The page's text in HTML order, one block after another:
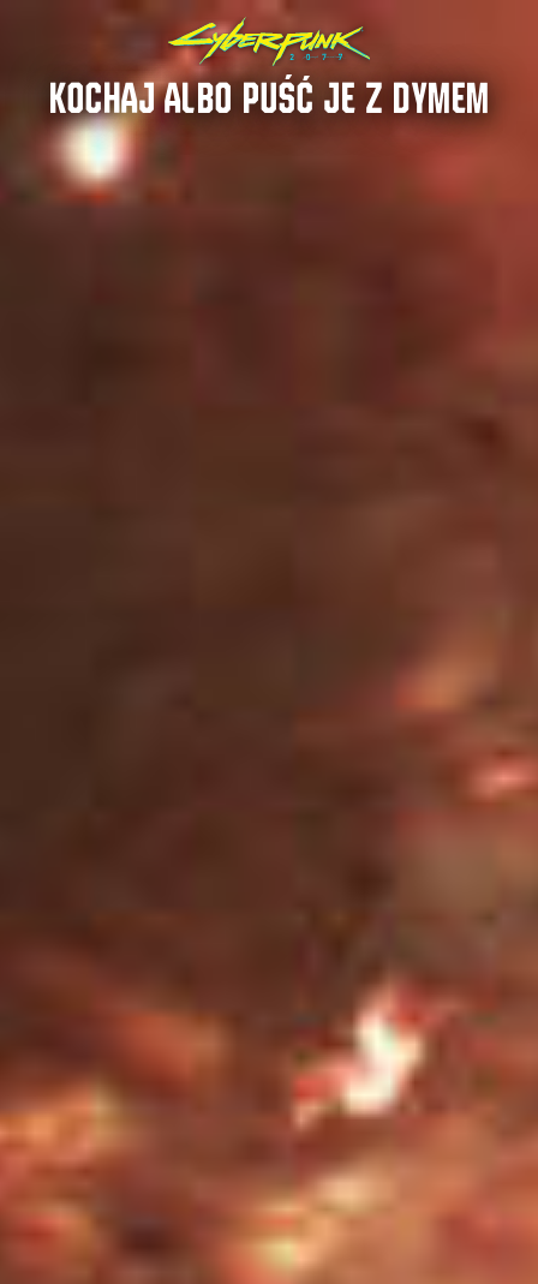
KOCHAJ ALBO PUŚĆ JE Z DYMEM